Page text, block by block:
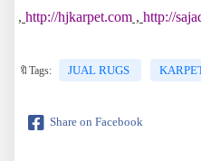
, http://hjkarpet.com , http://
🔖Tags: JUAL RUGS
Share on Facebook